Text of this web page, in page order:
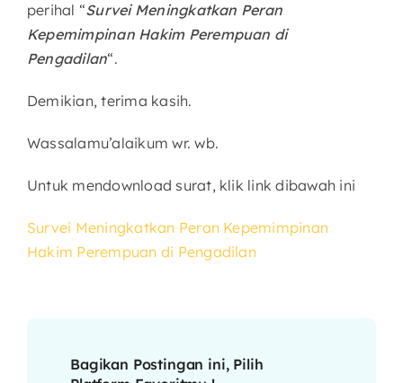
perihal “Survei Meningkatkan Peran
Kepemimpinan Hakim Perempuan di
Pengadilan“.
Demikian, terima kasih.
Wassalamu’alaikum wr. wb.
Untuk mendownload surat, klik link dibawah ini
Survei Meningkatkan Peran Kepemimpinan
Hakim Perempuan di Pengadilan
Bagikan Postingan ini, Pilih